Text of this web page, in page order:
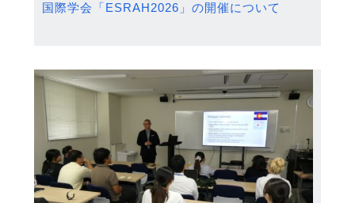
国際学会「ESRAH2026」の開催について